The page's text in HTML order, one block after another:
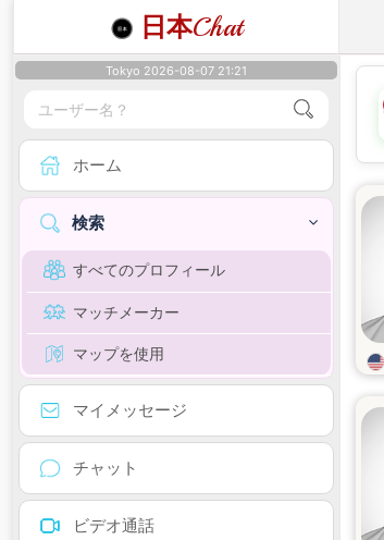
日本Chat
Tokyo 2026-08-07 21:21
ホーム
検索
すべてのプロフィール
マッチメーカー
マップを使用
マイメッセージ
チャット
ビデオ通話